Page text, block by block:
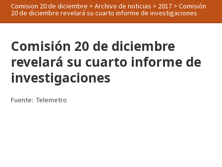
Comision 20 de diciembre >Archivo de noticias > 2017 > Comisión
20 de diciembre revelará su cuarto informe de investigaciones
Comisión 20 de diciembre
revelará su cuarto informe de
investigaciones
Fuente: Telemetro